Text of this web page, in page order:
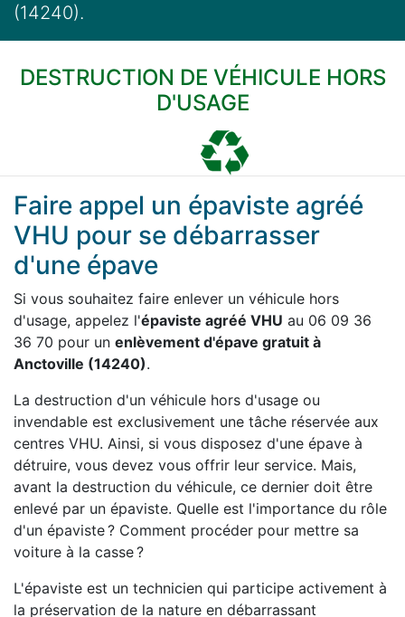
(14240).
DESTRUCTION DE VÉHICULE HORS
D'USAGE
Faire appel un épaviste agréé
VHU pour se débarrasser
d'une épave
Si vous souhaitez faire enlever un véhicule hors
d'usage, appelez l'épaviste agréé VHU au 06 09 36
36 70 pour un enlèvement d'épave gratuit à
Anctoville (14240).
La destruction d'un véhicule hors d'usage ou
invendable est exclusivement une tâche réservée aux
centres VHU. Ainsi, si vous disposez d'une épave à
détruire, vous devez vous offrir leur service. Mais,
avant la destruction du véhicule, ce dernier doit être
enlevé par un épaviste. Quelle est l'importance du rôle
d'un épaviste ? Comment procéder pour mettre sa
voiture à la casse ?
L'épaviste est un technicien qui participe activement à
la préservation de la nature en débarrassant